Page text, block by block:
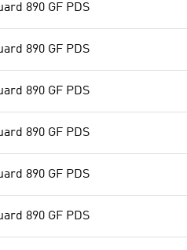
890 GF PDS
890 GF PDS
890 GF PDS
890 GF PDS
890 GF PDS
890 GF PDS